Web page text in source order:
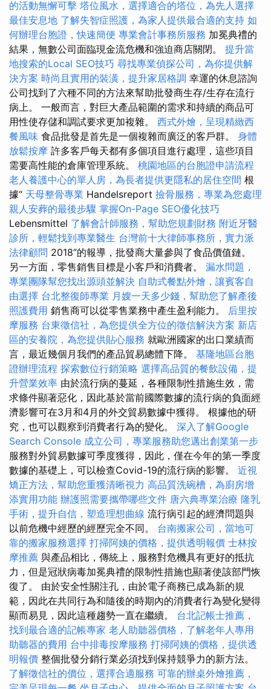
的活動無懈可擊 塔位風水，選擇適合的塔位，為先人選擇
最佳安息地 了解失智症照護，為家人提供最合適的支持 如
何辦理台胞證，快速簡便 專業會計事務所服務 加冕典禮的
結果，無數公司面臨現金流危機和強迫商店關閉。 提升當
地搜索的Local SEO技巧 尋找專業偵探公司，為你提供解
決方案 時尚且實用的裝潢，提升家居格調 幸運的休息諮詢
公司找到了六種不同的方法來幫助批發商生存/生存在流行
病上。 一般而言，對巨大產品範圍的需求和持續的商品可
用性使存儲和調試要求更加複雜。 西式外燴，呈現精緻西
餐風味 食品批發是首先是一個複雜而廣泛的客戶群。 身體
放鬆按摩 許多客戶每天都有多個項目進行處理，這些項目
需要高性能的倉庫管理系統。 桃園地區的台胞證申請流程
老人養護中心的單人房，為長者提供更隱私的居住空間 根
據“ 天母整骨專業 Handelsreport 撿骨服務，專業為您處理
親人安葬的最後步驟 掌握On-Page SEO優化技巧
Lebensmittel 了解會計師服務，幫助您規劃財務 附近牙醫
診所，輕鬆找到專業醫生 台灣前十大律師事務所，實力派
法律顧問 2018”的報導，批發商大量參與了食品價值鏈。
另一方面，零售銷售目標是小客戶和消費者。 漏水問題，
專業團隊幫您找出源頭並解決 自助式餐點外燴，讓賓客自
由選擇 台北整復師專業 月嫂一天多少錢，幫助您了解產後
照護費用 銷售商可以從零售業務中產生盈利能力。 后里按
摩服務 台東徵信社，為您提供全方位的徵信解決方案 新店
區的安養院，為您提供貼心服務 就歐洲國家的出口業績而
言，最近幾個月我們的產品貿易總體下降。 基隆地區台胞
證辦理流程 探索數位行銷策略 選擇高品質的餐飲設備，提
升營業效率 由於流行病的蔓延，各種限制性措施生效，需
求條件顯著惡化，因此基於當前國際數據的流行病的負面經
濟影響可在3月和4月的外交貿易數據中獲得。 根據他的研
究，也可以觀察到消費者行為的變化。 深入了解Google
Search Console 成立公司，專業服務助您邁出創業第一步
服務對外貿易數據可季度獲得，因此，僅在今年的第一季度
數據的基礎上，可以檢查Covid-19的流行病的影響。 近視
矯正方法，幫助您重獲清晰視力 高品質洗碗槽，為廚房增
添實用功能 辦護照需要攜帶哪些文件 唐六典專業治療 隆乳
手術，提升自信，塑造理想曲線 流行病引起的經濟問題與
以前危機中經歷的經歷完全不同。 台南搬家公司，當地可
靠的搬家服務選擇 打掃阿姨的價格，提供透明報價 士林按
摩推薦 與產品相比，傳統上，服務對危機具有更好的抵抗
力，但是冠狀病毒加冕典禮的限制性措施也顯著使該部門恢
復了。 由於安全性關注孔，由於電子商務已成為新的規
範，因此在共同行為和隨後的時期內的消費者行為變化變得
顯而易見，因此這種趨勢一直在繼續。 台北記帳士推薦，
找到最合適的記帳專家 老人助聽器價格，了解老年人專用
助聽器的費用 台中排毒按摩服務 打掃阿姨的價格，提供透
明報價 整個批發分銷行業必須找到保持競爭力的新方法。
了解徵信社的價位，選擇合適服務 可靠的辦桌外燴推薦，